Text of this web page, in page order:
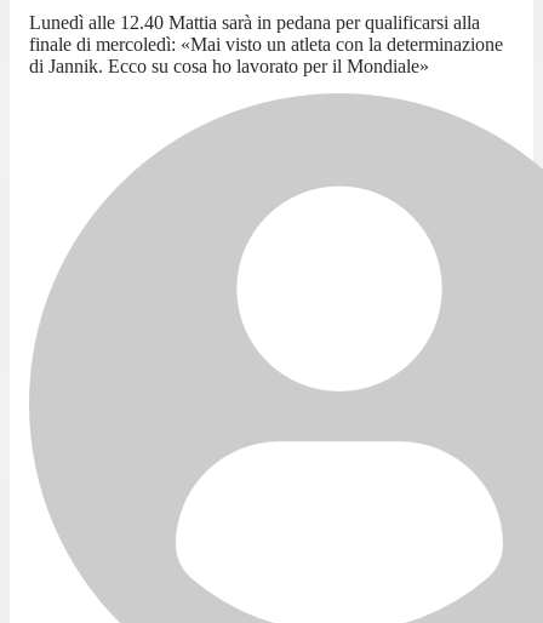
Lunedì alle 12.40 Mattia sarà in pedana per qualificarsi alla
finale di mercoledì: «Mai visto un atleta con la determinazione
di Jannik. Ecco su cosa ho lavorato per il Mondiale»